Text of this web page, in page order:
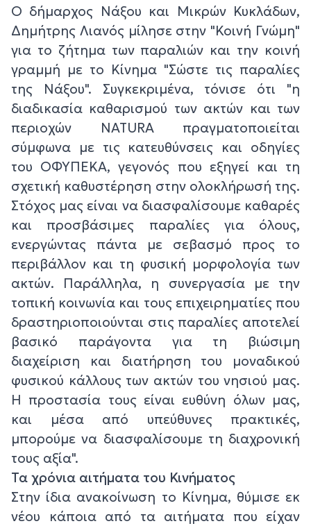
Ο δήμαρχος Νάξου και Μικρών Κυκλάδων,
Δημήτρης Λιανός μίλησε στην "Κοινή Γνώμη"
για το ζήτημα των παραλιών και την κοινή
γραμμή με το Κίνημα "Σώστε τις παραλίες
της Νάξου". Συγκεκριμένα, τόνισε ότι "η
διαδικασία καθαρισμού των ακτών και των
περιοχών NATURA πραγματοποιείται
σύμφωνα με τις κατευθύνσεις και οδηγίες
του ΟΦΥΠΕΚΑ, γεγονός που εξηγεί και τη
σχετική καθυστέρηση στην ολοκλήρωσή της.
Στόχος μας είναι να διασφαλίσουμε καθαρές
και προσβάσιμες παραλίες για όλους,
ενεργώντας πάντα με σεβασμό προς το
περιβάλλον και τη φυσική μορφολογία των
ακτών. Παράλληλα, η συνεργασία με την
τοπική κοινωνία και τους επιχειρηματίες που
δραστηριοποιούνται στις παραλίες αποτελεί
βασικό παράγοντα για τη βιώσιμη
διαχείριση και διατήρηση του μοναδικού
φυσικού κάλλους των ακτών του νησιού μας.
Η προστασία τους είναι ευθύνη όλων μας,
και μέσα από υπεύθυνες πρακτικές,
μπορούμε να διασφαλίσουμε τη διαχρονική
τους αξία".
Τα χρόνια αιτήματα του Κινήματος
Στην ίδια ανακοίνωση το Κίνημα, θύμισε εκ
νέου κάποια από τα αιτήματα που είχαν